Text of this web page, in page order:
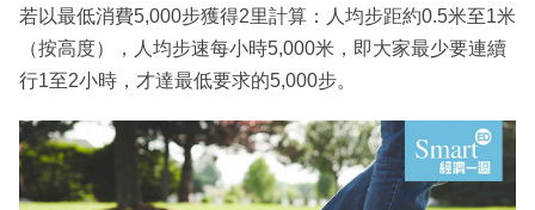
若以最低消費5,000步獲得2里計算：人均步距約0.5米至1米
（按高度），人均步速每小時5,000米，即大家最少要連續
行1至2小時，才達最低要求的5,000步。